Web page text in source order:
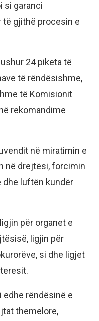
si garanci
të gjithë procesin e
24 piketa të
të rëndësishme,
të Komisionit
rekomandime
në miratimin e
në drejtësi, forcimin
luftën kundër
për organet e
ligjin për
si dhe ligjet
edhe rëndësinë e
themelore,